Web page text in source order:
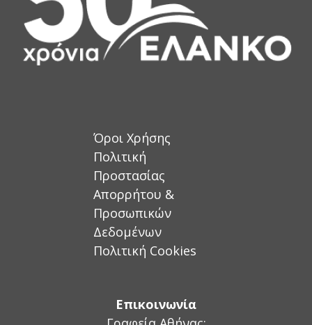
Όροι Χρήσης
Πολιτική
Προστασίας
Απορρήτου &
Προσωπικών
Δεδομένων
Πολιτική Cookies
Επικοινωνία